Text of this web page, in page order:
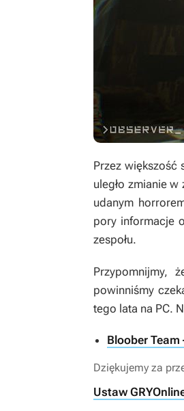
Przez większość
uległo zmianie w
udanym
pory informacje
zespołu.
Przypomnijmy,
powinniśmy
tego lata na PC.
Bloober
Dziękujemy za
Ustaw